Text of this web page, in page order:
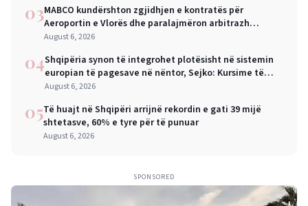
03MABCO kundërshton zgjidhjen e kontratës për
Aeroportin e Vlorës dhe paralajmëron arbitrazh
ndërkombëtar
August 6, 2026
04Shqipëria synon të integrohet plotësisht në sistemin
europian të pagesave në nëntor, Sejko: Kursime të
mëdha për qytetarët dhe bizneset
August 6, 2026
05Të huajt në Shqipëri arrijnë rekordin e gati 39 mijë
shtetasve, 60% e tyre për të punuar
August 6, 2026
SPONSORED